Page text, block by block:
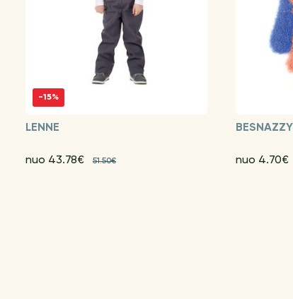
-15%
LENNE
nuo 43.78€ 51.50€
BESNAZZY
nuo 4.70€